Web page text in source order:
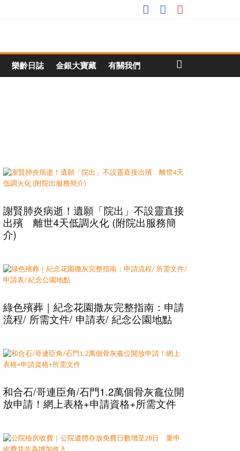
樂齡日誌 金銀大寶藏 有關我們
謝賢肺炎病逝！遺願「院出」不設靈直接
出殯 離世4天低調火化 (附院出服務簡
介)
綠色殯葬｜紀念花園撒灰完整指南：申請
流程/ 所需文件/ 申請表/ 紀念公園地點
和合石/哥連臣角/石門1.2萬個骨灰龕位開
放申請！網上表格+申請資格+所需文件